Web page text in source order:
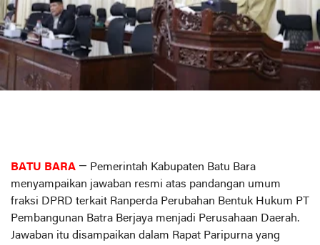
BATU BARA — Pemerintah Kabupaten Batu Bara
menyampaikan jawaban resmi atas pandangan umum
fraksi DPRD terkait Ranperda Perubahan Bentuk Hukum PT
Pembangunan Batra Berjaya menjadi Perusahaan Daerah.
Jawaban itu disampaikan dalam Rapat Paripurna yang